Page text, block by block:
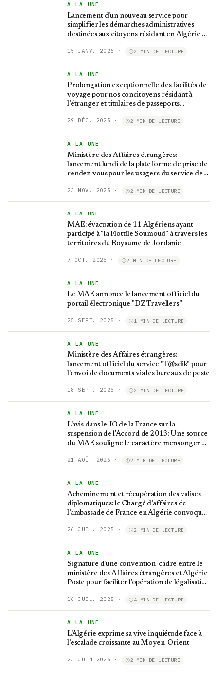
A LA UNE
Lancement d'un nouveau service pour
simplifier les démarches administratives
destinées aux citoyens résidant en Algérie et
15 JANV. 2026 · 2 MIN DE LECTURE
A LA UNE
Prolongation exceptionnelle des facilités de
voyage pour nos concitoyens résidant à
l’étranger et titulaires de passeports
29 DÉC. 2025 · 2 MIN DE LECTURE
A LA UNE
Ministère des Affaires étrangères:
lancement lundi de la plateforme de prise de
rendez-vous pour les usagers du service de
23 NOV. 2025 · 2 MIN DE LECTURE
A LA UNE
MAE: évacuation de 11 Algériens ayant
participé à "la Flottile Soumoud" à travers les
territoires du Royaume de Jordanie
7 OCT. 2025 · 2 MIN DE LECTURE
A LA UNE
Le MAE annonce le lancement officiel du
portail électronique "DZ Travellers"
25 SEPT. 2025 · 1 MIN DE LECTURE
A LA UNE
Ministère des Affaires étrangères:
lancement officiel du service "T@sdik" pour
l'envoi de documents via les bureaux de poste
18 SEPT. 2025 · 2 MIN DE LECTURE
A LA UNE
L'avis dans le JO de la France sur la
suspension de l'Accord de 2013: Une source
du MAE souligne le caractère mensonger de
21 AOÛT 2025 · 2 MIN DE LECTURE
A LA UNE
Acheminement et récupération des valises
diplomatiques: le Chargé d’affaires de
l’ambassade de France en Algérie convoqué
26 JUIL. 2025 · 2 MIN DE LECTURE
A LA UNE
Signature d'une convention-cadre entre le
ministère des Affaires étrangères et Algérie
Poste pour faciliter l'opération de légalisation
16 JUIL. 2025 · 4 MIN DE LECTURE
A LA UNE
L'Algérie exprime sa vive inquiétude face à
l’escalade croissante au Moyen-Orient
23 JUIN 2025 · 2 MIN DE LECTURE